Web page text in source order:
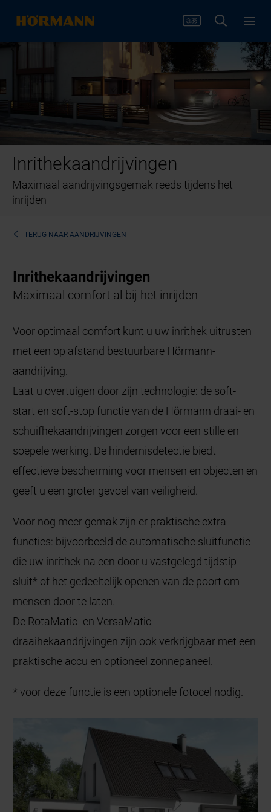
Inrithekaandrijvingen
Maximaal aandrijvingsgemak reeds tijdens het
inrijden
TERUG NAAR AANDRIJVINGEN
Inrithekaandrijvingen
Maximaal comfort al bij het inrijden
Voor optimaal comfort kunt u uw inrithek uitrusten
met een op afstand bestuurbare Hörmann-
aandrijving.
Laat u overtuigen door zijn technologie: de soft-
start en soft-stop functie van de Hörmann draai- en
schuifhekaandrijvingen zorgen voor een stille en
soepele werking. De hindernisdetectie biedt
effectieve bescherming voor mensen en objecten en
geeft u een groter gevoel van veiligheid.
Voor nog meer gemak zijn er praktische extra
functies: bijvoorbeeld de automatische sluitfunctie
die uw inrithek na een door u vastgelegd tijdstip
sluit* of het gedeeltelijk openen van de poort om
mensen door te laten.
De RotaMatic- en VersaMatic-
draaihekaandrijvingen zijn ook verkrijgbaar met een
praktische accu en optioneel zonnepaneel.
* voor deze functie is een optionele fotocel nodig.